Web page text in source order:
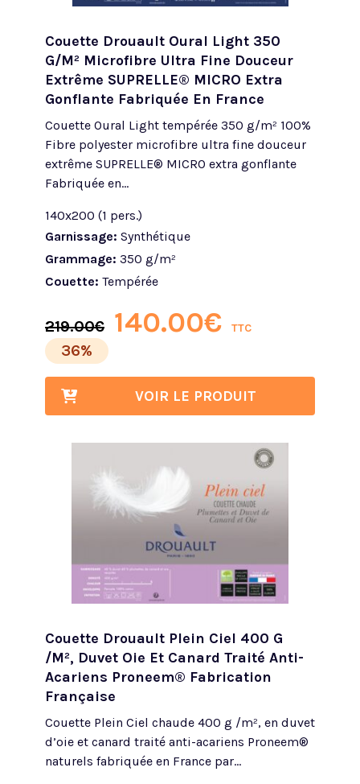
Couette Drouault Oural Light 350
G/m² Microfibre Ultra Fine Douceur
Extrême SUPRELLE® MICRO Extra
Gonflante Fabriquée En France
Couette Oural Light tempérée 350 g/m² 100%
Fibre polyester microfibre ultra fine douceur
extrême SUPRELLE® MICRO extra gonflante
Fabriquée en...
140x200 (1 pers.)
Garnissage: Synthétique
Grammage: 350 g/m²
Couette: Tempérée
219.00€ 140.00€ TTC
36%
VOIR LE PRODUIT
Couette Drouault Plein Ciel 400 G
/m², Duvet Oie Et Canard Traité Anti-
Acariens Proneem® Fabrication
Française
Couette Plein Ciel chaude 400 g /m², en duvet
d’oie et canard traité anti-acariens Proneem®
naturels fabriquée en France par...